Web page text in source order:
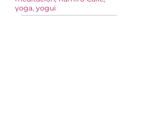
yoga, yogui